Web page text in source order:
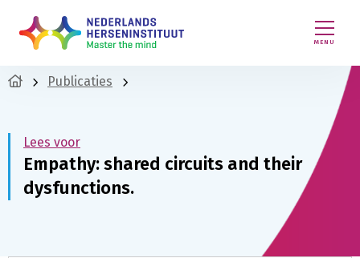
MENU
Publicaties
Lees voor
Empathy: shared circuits and their
dysfunctions.